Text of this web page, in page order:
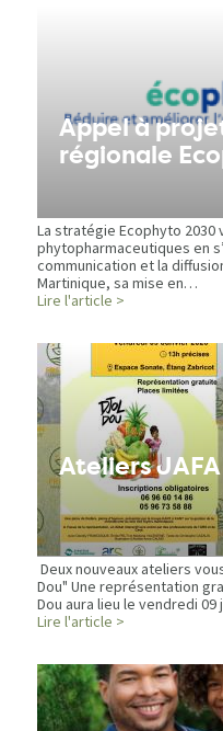
Appel à
régionale
La stratégie Ecophyto 2030
phytopharmaceutiques en
communication et la
Martinique, sa mise en…
Lire l'article >
Ateliers JAFA
Deux nouveaux ateliers
Dou" Une représentation
Dou aura lieu le vendredi
Lire l'article >